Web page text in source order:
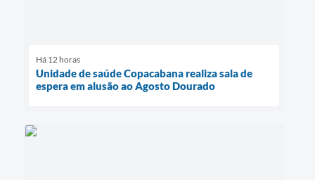
Há 12 horas
Unidade de saúde Copacabana realiza sala de
espera em alusão ao Agosto Dourado